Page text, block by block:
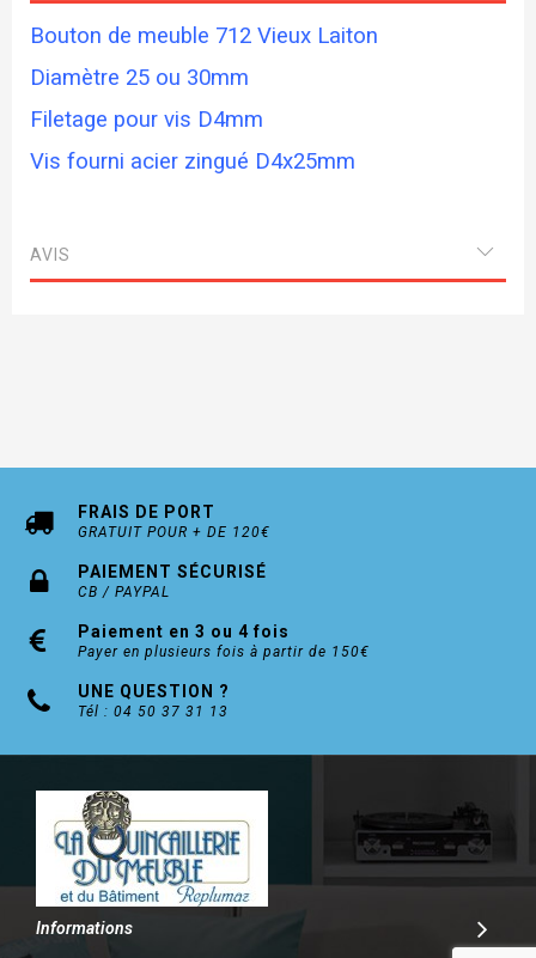
Bouton de meuble 712 Vieux Laiton
Diamètre 25 ou 30mm
Filetage pour vis D4mm
Vis fourni acier zingué D4x25mm
AVIS
FRAIS DE PORT
GRATUIT POUR + DE 120€
PAIEMENT SÉCURISÉ
CB / PAYPAL
Paiement en 3 ou 4 fois
Payer en plusieurs fois à partir de 150€
UNE QUESTION ?
Tél : 04 50 37 31 13
Informations